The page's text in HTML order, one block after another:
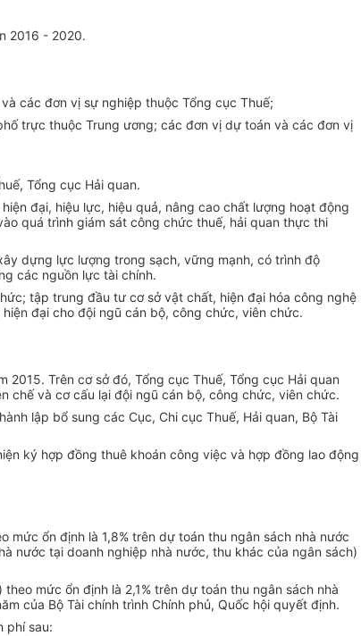
2016 - 2020.
các đơn vị sự nghiệp thuộc Tổng cục Thuế;
trực thuộc Trung ương; các đơn vị dự toán và các đơn vị
Tổng cục Hải quan.
đại, hiệu lực, hiệu quả, nâng cao chất lượng hoạt động
quá trình giám sát công chức thuế, hải quan thực thi
dựng lực lượng trong sạch, vững mạnh, có trình độ
các nguồn lực tài chính.
tập trung đầu tư cơ sở vật chất, hiện đại hóa công nghệ
đại cho đội ngũ cán bộ, công chức, viên chức.
2015. Trên cơ sở đó, Tổng cục Thuế, Tổng cục Hải quan
chế và cơ cấu lại đội ngũ cán bộ, công chức, viên chức.
lập bổ sung các Cục, Chi cục Thuế, Hải quan, Bộ Tài
ký hợp đồng thuê khoán công việc và hợp đồng lao động
ổn định là 1,8% trên dự toán thu ngân sách nhà nước
nước tại doanh nghiệp nhà nước, thu khác của ngân sách)
mức ổn định là 2,1% trên dự toán thu ngân sách nhà
của Bộ Tài chính trình Chính phủ, Quốc hội quyết định.
phí sau: